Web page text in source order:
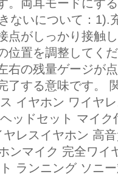
。両耳モードにす
ないについて：1).
点がしっかり接触
位置を調整してく
右の残量ゲージが
了する意味です。
イヤホン ワイヤ
ッドセット マイ
レスイヤホン 高
ンマイク 完全ワイ
ランニング ソニ